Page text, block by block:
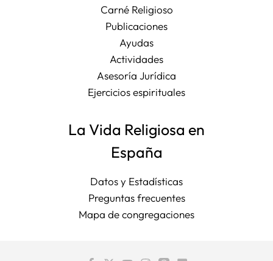
Carné Religioso
Publicaciones
Ayudas
Actividades
Asesoría Jurídica
Ejercicios espirituales
La Vida Religiosa en
España
Datos y Estadísticas
Preguntas frecuentes
Mapa de congregaciones